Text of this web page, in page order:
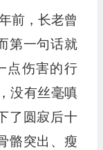
前，长老曾
第一句话就
点伤害的行
没有丝毫嗔
了圆寂后十
骼突出、瘦